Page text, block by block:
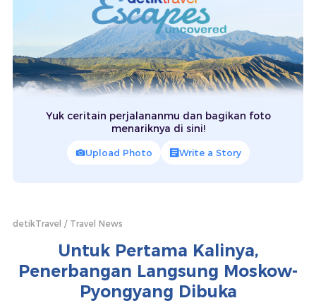
Yuk ceritain perjalananmu dan bagikan foto
menariknya di sini!
Upload Photo Write a Story
detikTravel Travel News
Untuk Pertama Kalinya,
Penerbangan Langsung Moskow-
Pyongyang Dibuka